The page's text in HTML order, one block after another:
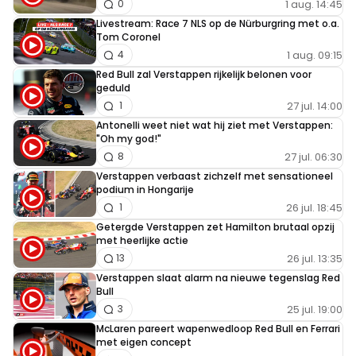
1 aug. 14:45
0
Livestream: Race 7 NLS op de Nürburgring met o.a.
Tom Coronel
1 aug. 09:15
4
Red Bull zal Verstappen rijkelijk belonen voor
geduld
27 jul. 14:00
1
Antonelli weet niet wat hij ziet met Verstappen:
"Oh my god!"
27 jul. 06:30
8
Verstappen verbaast zichzelf met sensationeel
podium in Hongarije
26 jul. 18:45
1
Getergde Verstappen zet Hamilton brutaal opzij
met heerlijke actie
26 jul. 13:35
13
Verstappen slaat alarm na nieuwe tegenslag Red
Bull
25 jul. 19:00
3
McLaren pareert wapenwedloop Red Bull en Ferrari
met eigen concept